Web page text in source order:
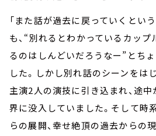
「また話が過去に戻っていくとい
も、“別れるとわかっているカッ
るのはしんどいだろうなー”とち
した。しかし別れ話のシーンをは
主演2人の演技に引き込まれ、途
界に没入していました。そして時
らの展開、幸せ絶頂の過去からの